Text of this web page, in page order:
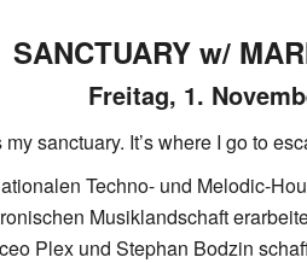
SANCTUARY w/
Freitag, 1.
sanctuary. It’s where I go to
Techno- und Melodic-
Musiklandschaft
Plex und Stephan Bodzin